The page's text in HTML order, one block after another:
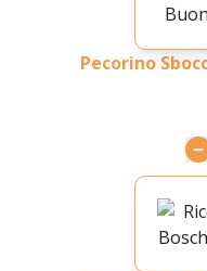
Pecorino